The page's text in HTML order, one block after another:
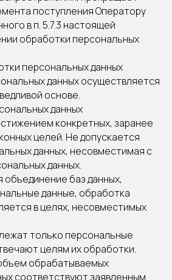
поступления Оператору
в п. 5.7.3 настоящей
обработки персональных
персональных данных
данных осуществляется
основе.
данных
конкретных, заранее
целей. Не допускается
данных, несовместимая с
данных.
объединение баз данных,
данные, обработка
в целях, несовместимых
только персональные
целям их обработки.
обрабатываемых
соответствуют заявленным